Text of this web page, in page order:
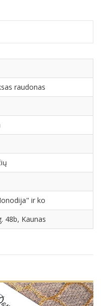
raudonas
ir ko
48b, Kaunas